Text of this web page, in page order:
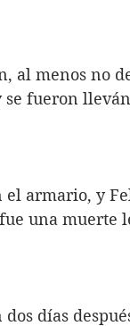
al menos no
fueron
el armario, y
una muerte
días